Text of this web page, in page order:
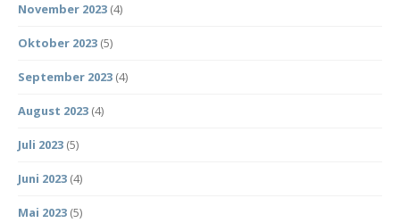
November 2023 (4)
Oktober 2023 (5)
September 2023 (4)
August 2023 (4)
Juli 2023 (5)
Juni 2023 (4)
Mai 2023 (5)